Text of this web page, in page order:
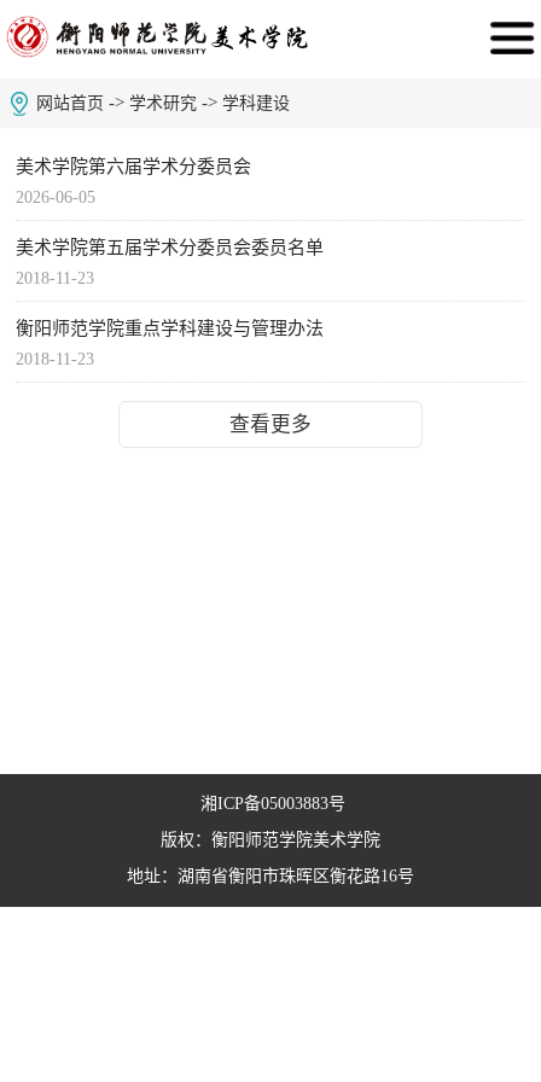
网站首页 -> 学术研究 -> 学科建设
美术学院第六届学术分委员会
2026-06-05
美术学院第五届学术分委员会委员名单
2018-11-23
衡阳师范学院重点学科建设与管理办法
2018-11-23
查看更多
湘ICP备05003883号
版权：衡阳师范学院美术学院
地址：湖南省衡阳市珠晖区衡花路16号